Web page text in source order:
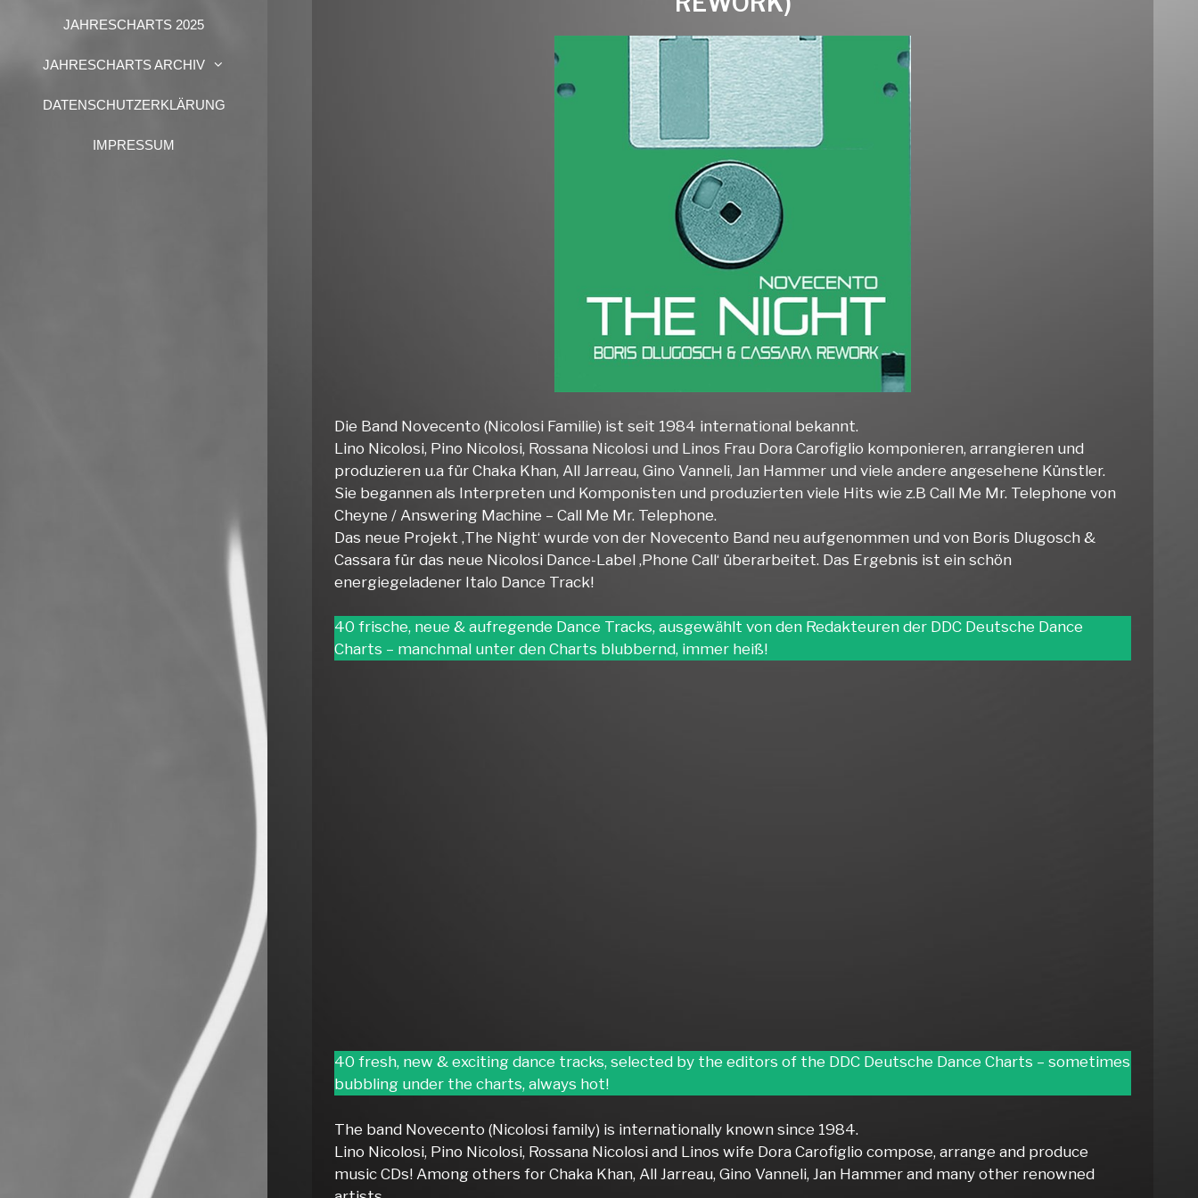
JAHRESCHARTS 2025
JAHRESCHARTS ARCHIV
DATENSCHUTZERKLÄRUNG
IMPRESSUM
Die Band Novecento (Nicolosi Familie) ist seit 1984 international bekannt.
Lino Nicolosi, Pino Nicolosi, Rossana Nicolosi und Linos Frau Dora Carofiglio komponieren, arrangieren und
produzieren u.a für Chaka Khan, All Jarreau, Gino Vanneli, Jan Hammer und viele andere angesehene Künstler.
Sie begannen als Interpreten und Komponisten und produzierten viele Hits wie z.B Call Me Mr. Telephone von
Cheyne / Answering Machine – Call Me Mr. Telephone.
Das neue Projekt ‚The Night‘ wurde von der Novecento Band neu aufgenommen und von Boris Dlugosch &
Cassara für das neue Nicolosi Dance-Label ‚Phone Call‘ überarbeitet. Das Ergebnis ist ein schön
energiegeladener Italo Dance Track!
40 frische, neue & aufregende Dance Tracks, ausgewählt von den Redakteuren der DDC Deutsche Dance
Charts – manchmal unter den Charts blubbernd, immer heiß!
40 fresh, new & exciting dance tracks, selected by the editors of the DDC Deutsche Dance Charts – sometimes
bubbling under the charts, always hot!
The band Novecento (Nicolosi family) is internationally known since 1984.
Lino Nicolosi, Pino Nicolosi, Rossana Nicolosi and Linos wife Dora Carofiglio compose, arrange and produce
music CDs! Among others for Chaka Khan, All Jarreau, Gino Vanneli, Jan Hammer and many other renowned